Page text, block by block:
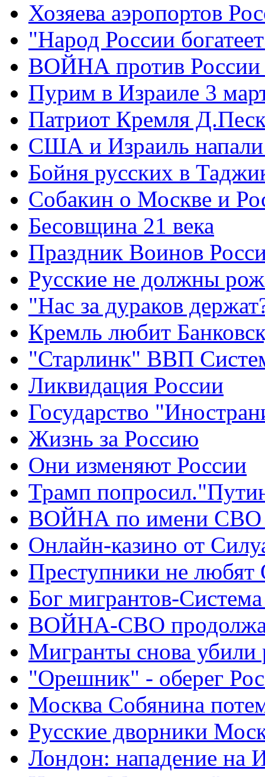
Хозяева аэропортов
"Народ России
ВОЙНА против России
Пурим в Израиле 3
Патриот Кремля
США и Израиль
Бойня русских в
Собакин о Москве и
Бесовщина 21 века
Праздник Воинов
Русские не должны
"Нас за дураков
Кремль любит
"Старлинк" ВВП
Ликвидация России
Государство
Жизнь за Россию
Они изменяют России
Трамп
ВОЙНА по имени СВО
Онлайн-казино от
Преступники не
Бог мигрантов-
ВОЙНА-СВО
Мигранты снова убили
"Орешник" - оберег
Москва Собянина
Русские дворники
Лондон: нападение на